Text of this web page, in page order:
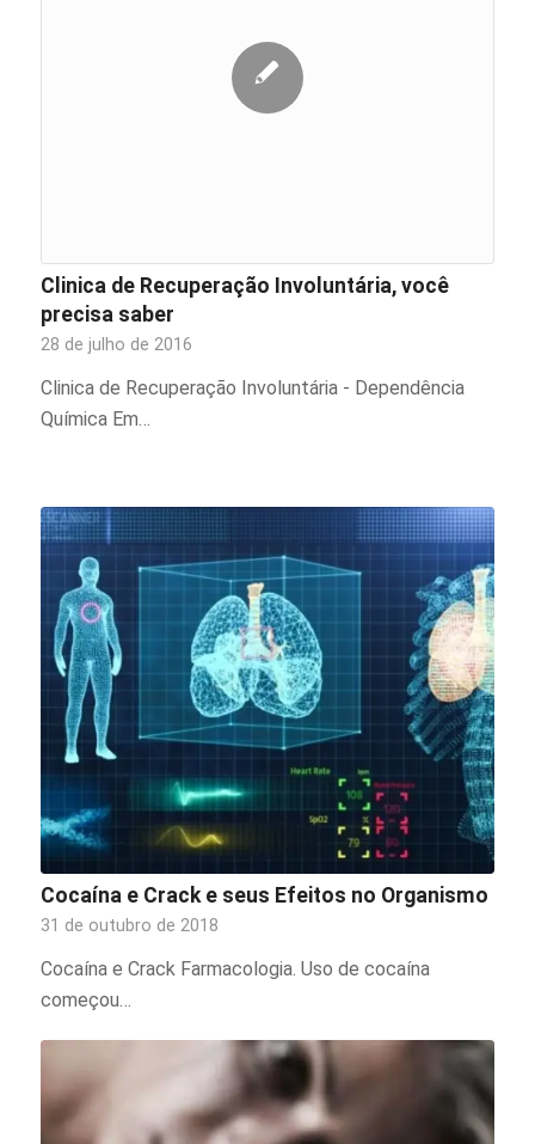
Clinica de Recuperação Involuntária, você
precisa saber
28 de julho de 2016
Clinica de Recuperação Involuntária - Dependência
Química Em…
Cocaína e Crack e seus Efeitos no Organismo
31 de outubro de 2018
Cocaína e Crack Farmacologia. Uso de cocaína
começou…